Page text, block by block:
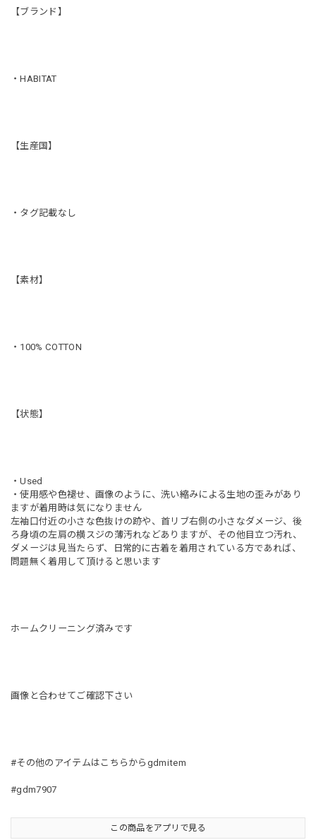
【ブランド】
・HABITAT
【生産国】
・タグ記載なし
【素材】
・100% COTTON
【状態】
・Used
・使用感や色褪せ、画像のように、洗い縮みによる生地の歪みがあり
ますが着用時は気になりません
左袖口付近の小さな色抜けの跡や、首リブ右側の小さなダメージ、後
ろ身頃の左肩の横スジの薄汚れなどありますが、その他目立つ汚れ、
ダメージは見当たらず、日常的に古着を着用されている方であれば、
問題無く着用して頂けると思います
ホームクリーニング済みです
画像と合わせてご確認下さい
#その他のアイテムはこちらからgdmitem
#gdm7907
この商品をアプリで見る